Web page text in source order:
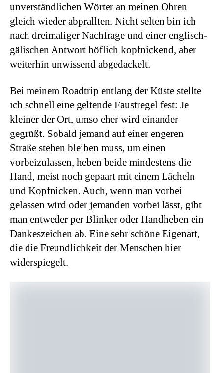
unverständlichen Wörter an meinen Ohren
gleich wieder abprallten. Nicht selten bin ich
nach dreimaliger Nachfrage und einer englisch-
gälischen Antwort höflich kopfnickend, aber
weiterhin unwissend abgedackelt.
Bei meinem Roadtrip entlang der Küste stellte
ich schnell eine geltende Faustregel fest: Je
kleiner der Ort, umso eher wird einander
gegrüßt. Sobald jemand auf einer engeren
Straße stehen bleiben muss, um einen
vorbeizulassen, heben beide mindestens die
Hand, meist noch gepaart mit einem Lächeln
und Kopfnicken. Auch, wenn man vorbei
gelassen wird oder jemanden vorbei lässt, gibt
man entweder per Blinker oder Handheben ein
Dankeszeichen ab. Eine sehr schöne Eigenart,
die die Freundlichkeit der Menschen hier
widerspiegelt.